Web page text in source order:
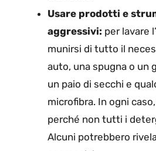
Usare prodotti e
aggressivi: per lavare
munirsi di tutto il
auto, una spugna o un
un paio di secchi e
microfibra. In ogni
perché non tutti i
Alcuni potrebbero